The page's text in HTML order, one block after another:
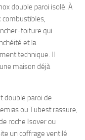
double paroi isolé. À
combustibles,
toiture qui
et la
technique. Il
maison déjà
double paroi de
ou Tubest rassure,
roche Isover ou
un coffrage ventilé